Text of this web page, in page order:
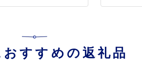
べ 京都 舞鶴
すすめの返礼品